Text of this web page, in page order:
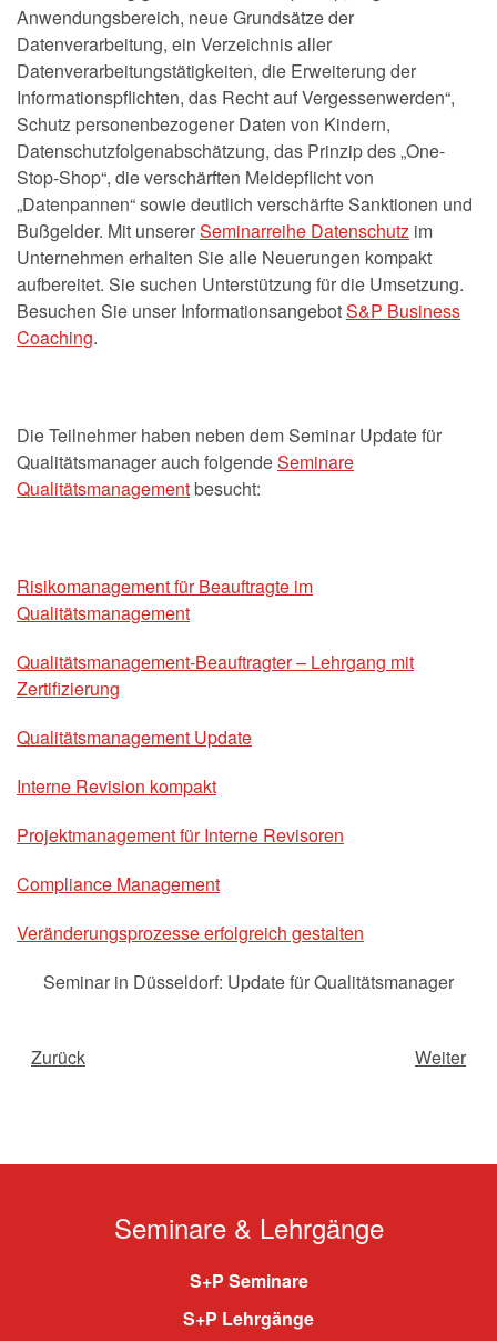
Anwendungsbereich, neue Grundsätze der
Datenverarbeitung, ein Verzeichnis aller
Datenverarbeitungstätigkeiten, die Erweiterung der
Informationspflichten, das Recht auf Vergessenwerden“,
Schutz personenbezogener Daten von Kindern,
Datenschutzfolgenabschätzung, das Prinzip des „One-
Stop-Shop“, die verschärften Meldepflicht von
„Datenpannen“ sowie deutlich verschärfte Sanktionen und
Bußgelder. Mit unsererSeminarreihe Datenschutz im
Unternehmen erhalten Sie alle Neuerungen kompakt
aufbereitet. Sie suchen Unterstützung für die Umsetzung.
Besuchen Sie unser InformationsangebotS&P Business
Coaching.
Die Teilnehmer haben neben dem Seminar Update für
Qualitätsmanager auch folgendeSeminare
Qualitätsmanagementbesucht:
Risikomanagement für Beauftragte im
Qualitätsmanagement
Qualitätsmanagement-Beauftragter – Lehrgang mit
Zertifizierung
Qualitätsmanagement Update
Interne Revision kompakt
Projektmanagement für Interne Revisoren
Compliance Management
Veränderungsprozesse erfolgreich gestalten
Seminar in Düsseldorf: Update für Qualitätsmanager
Zurück Weiter
Seminare & Lehrgänge
S+P Seminare
S+P Lehrgänge